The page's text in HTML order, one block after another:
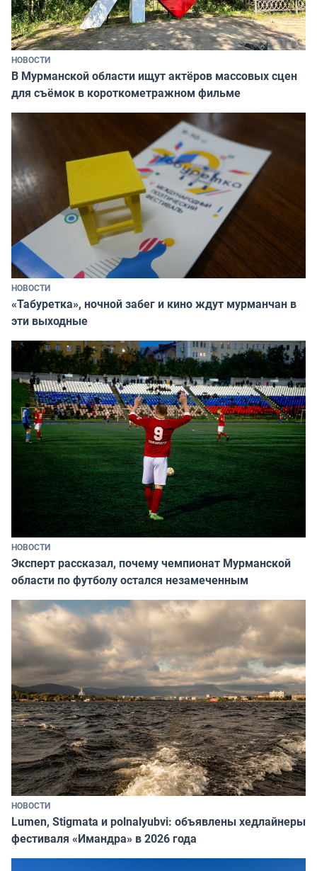
НОВОСТИ
В Мурманской области ищут актёров массовых сцен
для съёмок в короткометражном фильме
НОВОСТИ
«Табуретка», ночной забег и кино ждут мурманчан в
эти выходные
НОВОСТИ
Эксперт рассказал, почему чемпионат Мурманской
области по футболу остался незамеченным
НОВОСТИ
Lumen, Stigmata и polnalyubvi: объявлены хедлайнеры
фестиваля «Имандра» в 2026 года